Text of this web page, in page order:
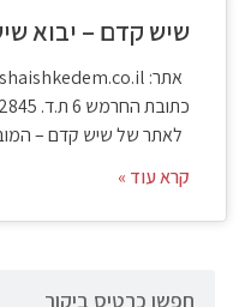
שיש קדם – יבוא
לאתר של שיש קדם –
קרא עוד »